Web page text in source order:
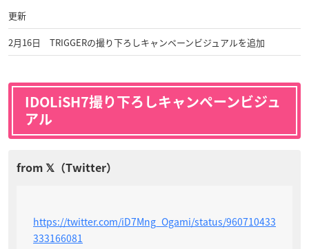
更新
2月16日 TRIGGERの撮り下ろしキャンペーンビジュアルを追加
IDOLiSH7撮り下ろしキャンペーンビジュ
アル
https://twitter.com/iD7Mng_Ogami/status/960710433
333166081